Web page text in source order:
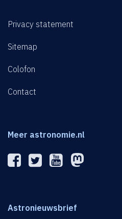
Privacy statement
Sitemap
Colofon
Contact
Meer astronomie.nl
Astronieuwsbrief